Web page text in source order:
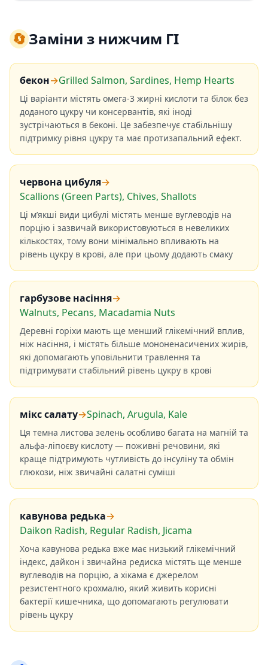
🔄Заміни з нижчим ГІ
бекон→Grilled Salmon, Sardines, Hemp Hearts
Ці варіанти містять омега-3 жирні кислоти та білок без
доданого цукру чи консервантів, які іноді
зустрічаються в беконі. Це забезпечує стабільнішу
підтримку рівня цукру та має протизапальний ефект.
червона цибуля→
Scallions (Green Parts), Chives, Shallots
Ці м’якші види цибулі містять менше вуглеводів на
порцію і зазвичай використовуються в невеликих
кількостях, тому вони мінімально впливають на
рівень цукру в крові, але при цьому додають смаку
гарбузове насіння→
Walnuts, Pecans, Macadamia Nuts
Деревні горіхи мають ще менший глікемічний вплив,
ніж насіння, і містять більше мононенасичених жирів,
які допомагають уповільнити травлення та
підтримувати стабільний рівень цукру в крові
мікс салату→Spinach, Arugula, Kale
Ця темна листова зелень особливо багата на магній та
альфа-ліпоєву кислоту — поживні речовини, які
краще підтримують чутливість до інсуліну та обмін
глюкози, ніж звичайні салатні суміші
кавунова редька→
Daikon Radish, Regular Radish, Jicama
Хоча кавунова редька вже має низький глікемічний
індекс, дайкон і звичайна редиска містять ще менше
вуглеводів на порцію, а хікама є джерелом
резистентного крохмалю, який живить корисні
бактерії кишечника, що допомагають регулювати
рівень цукру